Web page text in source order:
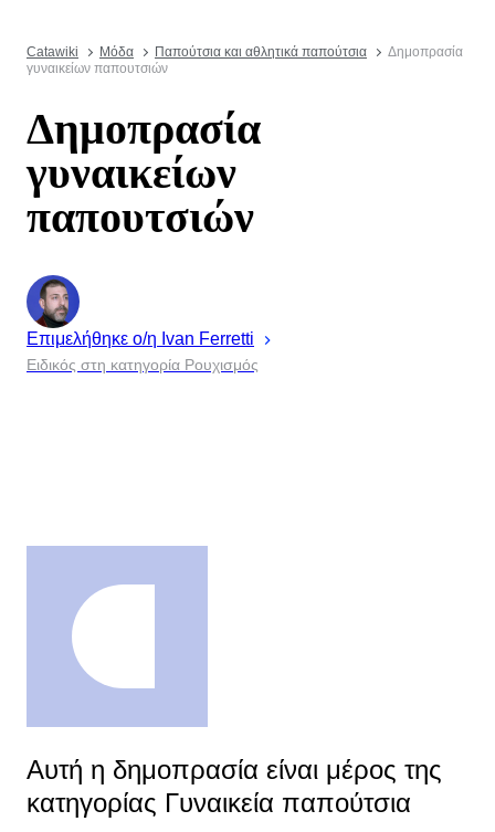
Catawiki Μόδα Παπούτσια και αθλητικά παπούτσια
Δημοπρασία
γυναικείων παπουτσιών
Δημοπρασία
γυναικείων
παπουτσιών
Επιμελήθηκε ο/η Ivan Ferretti
Ειδικός στη κατηγορία Ρουχισμός
Αυτή η δημοπρασία είναι μέρος της
κατηγορίας Γυναικεία παπούτσια